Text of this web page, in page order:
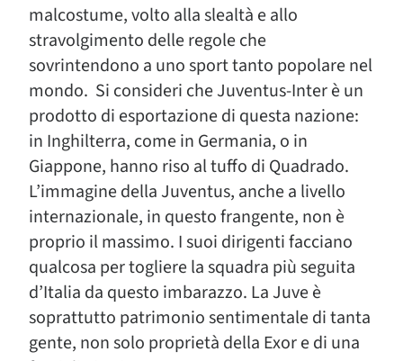
malcostume, volto alla slealtà e allo
stravolgimento delle regole che
sovrintendono a uno sport tanto popolare nel
mondo. Si consideri che Juventus-Inter è un
prodotto di esportazione di questa nazione:
in Inghilterra, come in Germania, o in
Giappone, hanno riso al tuffo di Quadrado.
L’immagine della Juventus, anche a livello
internazionale, in questo frangente, non è
proprio il massimo. I suoi dirigenti facciano
qualcosa per togliere la squadra più seguita
d’Italia da questo imbarazzo. La Juve è
soprattutto patrimonio sentimentale di tanta
gente, non solo proprietà della Exor e di una